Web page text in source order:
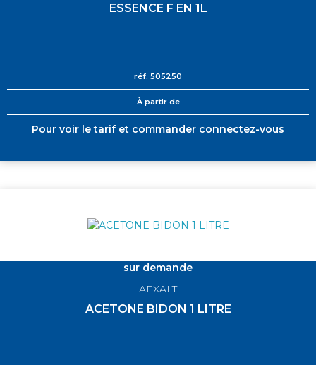
ESSENCE F EN 1L
réf. 505250
À partir de
Pour voir le tarif et commander connectez-vous
sur demande
AEXALT
ACETONE BIDON 1 LITRE